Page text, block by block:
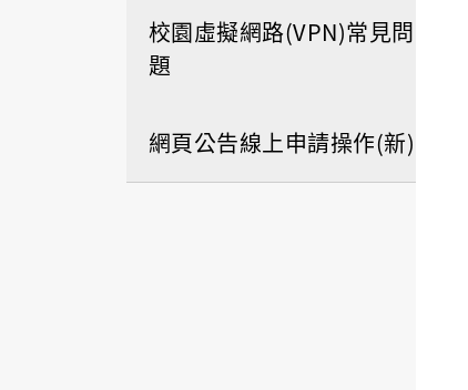
校園虛擬網路(VPN)常見問
題
網頁公告線上申請操作(新)